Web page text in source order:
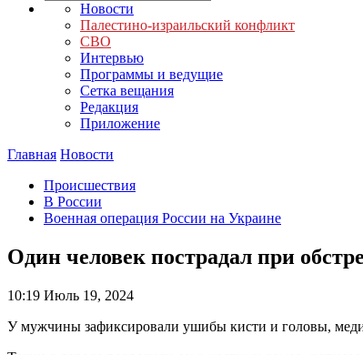
Новости
Палестино-израильский конфликт
СВО
Интервью
Программы и ведущие
Сетка вещания
Редакция
Приложение
Главная Новости
Происшествия
В России
Военная операция России на Украине
Один человек пострадал при
10:19 Июль 19, 2024
У мужчины зафиксировали ушибы кисти и головы,